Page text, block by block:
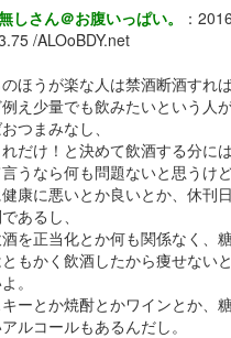
しさん＠お腹いっぱい。 ：
/ALOoBDY.net
ほうが楽な人は禁酒断酒すれば
え少量でも飲みたいという人
つまみなし、
だけ！と決めて飲酒する分に
うなら何も問題ないと思うけど
康に悪いとか良いとか、休刊
あるし、
を正当化とか何も関係なく、
もかく飲酒したから痩せない
。
ーとか焼酎とかワインとか、
ルコールもあるんだし。